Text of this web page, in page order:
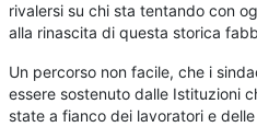
rivalersi su chi sta tentando con
alla rinascita di questa storica
Un percorso non facile, che i
essere sostenuto dalle Istituzioni
state a fianco dei lavoratori e